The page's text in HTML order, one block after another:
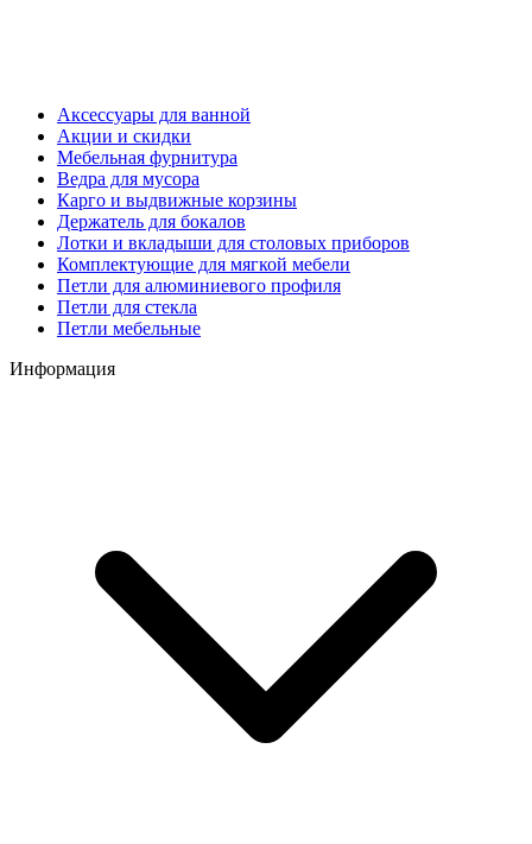
Аксессуары для ванной
Акции и скидки
Мебельная фурнитура
Ведра для мусора
Карго и выдвижные корзины
Держатель для бокалов
Лотки и вкладыши для столовых приборов
Комплектующие для мягкой мебели
Петли для алюминиевого профиля
Петли для стекла
Петли мебельные
Информация